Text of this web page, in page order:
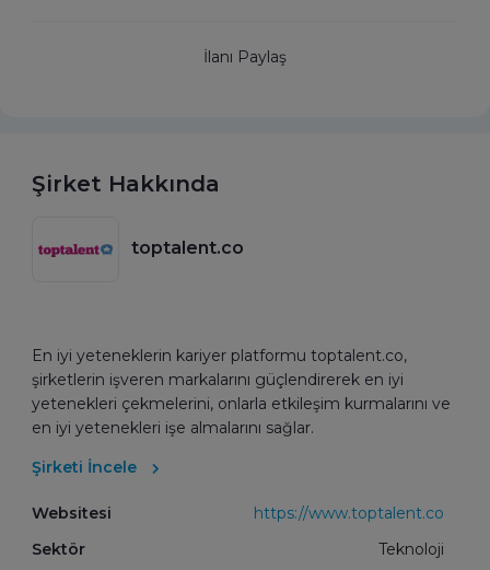
İlanı Paylaş
Şirket Hakkında
toptalent.co
En iyi yeteneklerin kariyer platformu toptalent.co,
şirketlerin işveren markalarını güçlendirerek en iyi
yetenekleri çekmelerini, onlarla etkileşim kurmalarını ve
en iyi yetenekleri işe almalarını sağlar.
Şirketi İncele
Websitesi
https://www.toptalent.co
Sektör
Teknoloji